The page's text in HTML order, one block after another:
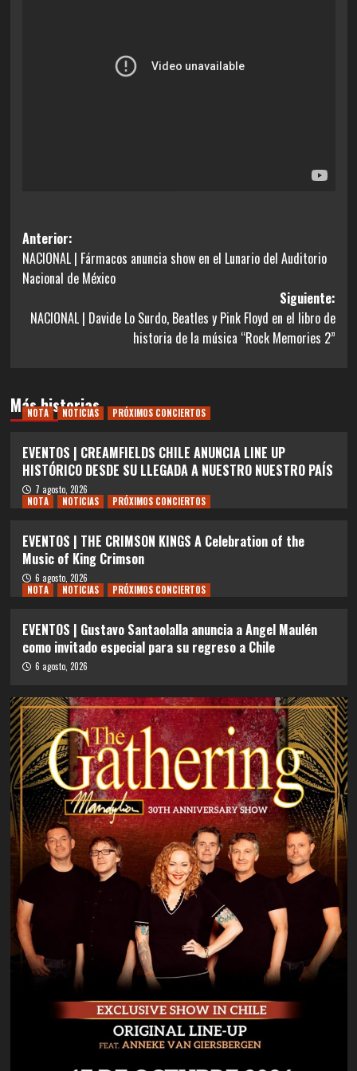
Navegación
de
entradas
Anterior:
NACIONAL | Fármacos anuncia show en el Lunario del Auditorio
Nacional de México
Siguiente:
NACIONAL | Davide Lo Surdo, Beatles y Pink Floyd en el libro de
historia de la música “Rock Memories 2”
Más historias
NOTA NOTICIAS PRÓXIMOS CONCIERTOS
EVENTOS | CREAMFIELDS CHILE ANUNCIA LINE UP
HISTÓRICO DESDE SU LLEGADA A NUESTRO NUESTRO PAÍS
7 agosto, 2026
NOTA
NOTICIAS PRÓXIMOS CONCIERTOS
EVENTOS | THE CRIMSON KINGS A Celebration of the
Music of King Crimson
6 agosto, 2026
NOTA
NOTICIAS PRÓXIMOS CONCIERTOS
EVENTOS | Gustavo Santaolalla anuncia a Angel Maulén
como invitado especial para su regreso a Chile
6 agosto, 2026